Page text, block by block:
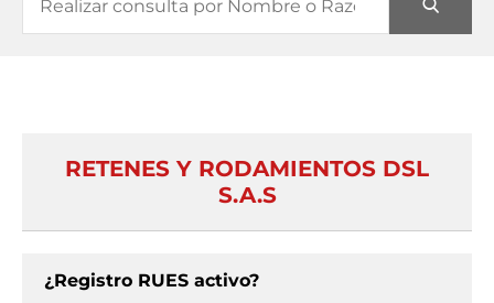
RETENES Y RODAMIENTOS DSL
S.A.S
¿Registro RUES activo?